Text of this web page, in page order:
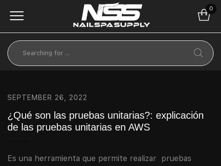
0
SEPTEMBER 26, 2022
¿Qué son las pruebas unitarias?: explicación
de las pruebas unitarias en AWS
Es una herramienta que permite realizar pruebas